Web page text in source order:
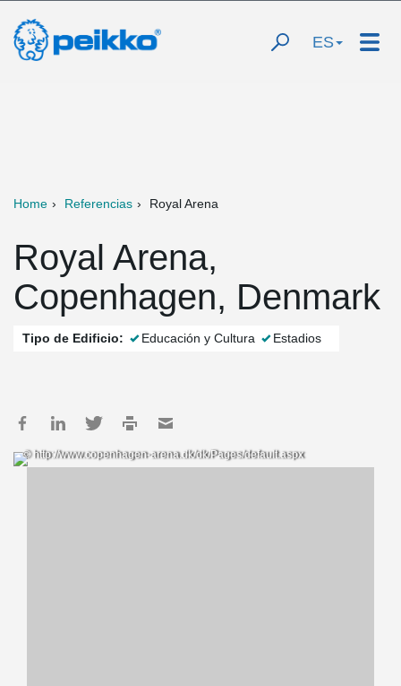
ES
Home Referencias Royal Arena
Royal Arena,
Copenhagen, Denmark
Tipo de Edificio: Educación y Cultura Estadios
© http://www.copenhagen-arena.dk/dk/Pages/default.aspx